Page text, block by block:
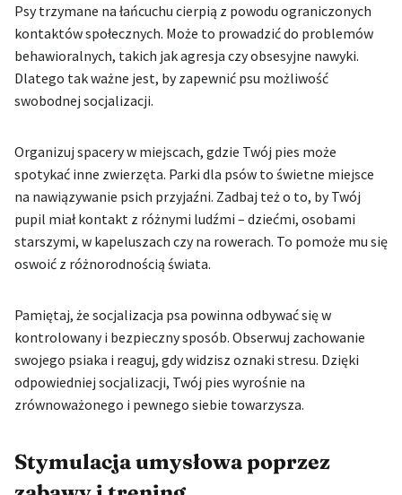
Psy trzymane na łańcuchu cierpią z powodu ograniczonych
kontaktów społecznych. Może to prowadzić do problemów
behawioralnych, takich jak agresja czy obsesyjne nawyki.
Dlatego tak ważne jest, by zapewnić psu możliwość
swobodnej socjalizacji.
Organizuj spacery w miejscach, gdzie Twój pies może
spotykać inne zwierzęta. Parki dla psów to świetne miejsce
na nawiązywanie psich przyjaźni. Zadbaj też o to, by Twój
pupil miał kontakt z różnymi ludźmi – dziećmi, osobami
starszymi, w kapeluszach czy na rowerach. To pomoże mu się
oswoić z różnorodnością świata.
Pamiętaj, że socjalizacja psa powinna odbywać się w
kontrolowany i bezpieczny sposób. Obserwuj zachowanie
swojego psiaka i reaguj, gdy widzisz oznaki stresu. Dzięki
odpowiedniej socjalizacji, Twój pies wyrośnie na
zrównoważonego i pewnego siebie towarzysza.
Stymulacja umysłowa poprzez